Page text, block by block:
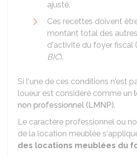
ajusté.
Ces recettes doivent
montant total des
d'activité du foyer fiscal
BIC).
Si l'une de ces conditions n'est
loueur est considéré comme un
non professionnel (LMNP).
Le caractère professionnel ou
de la location meublée
des locations meublées du